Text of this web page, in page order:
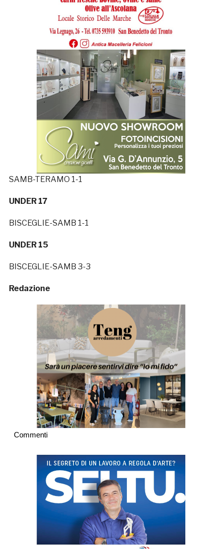
SAMB-TERAMO 1-1
UNDER 17
BISCEGLIE-SAMB 1-1
UNDER 15
BISCEGLIE-SAMB 3-3
Redazione
Commenti